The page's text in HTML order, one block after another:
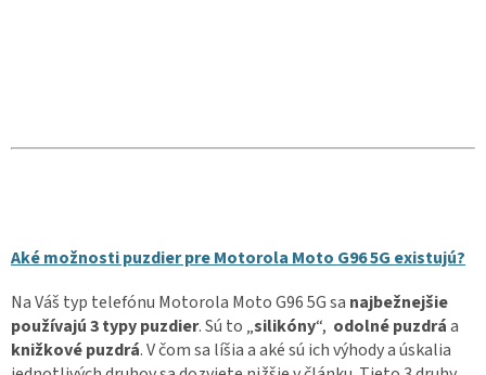
Aké možnosti puzdier pre Motorola Moto G96 5G existujú?
Na Váš typ telefónu Motorola Moto G96 5G sa najbežnejšie
používajú 3 typy puzdier. Sú to „silikóny“, odolné puzdráa
knižkové puzdrá. V čom sa líšia a aké sú ich výhody a úskalia